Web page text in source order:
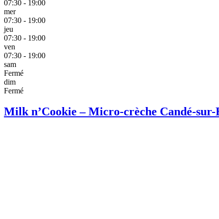
07:30 - 19:00
mer
07:30 - 19:00
jeu
07:30 - 19:00
ven
07:30 - 19:00
sam
Fermé
dim
Fermé
Milk n’Cookie – Micro-crèche Candé-sur-